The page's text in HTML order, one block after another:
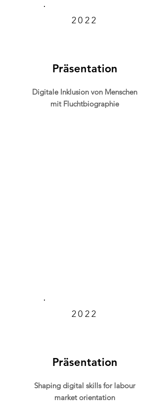
2022
Präsentation
Digitale Inklusion von Menschen
mit Fluchtbiographie
2022
Präsentation
Shaping digital skills for labour
market orientation